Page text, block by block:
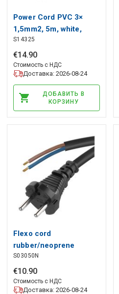
Power Cord PVC 3×
1,5mm2, 5m, white,
EMOS
S14325
€14.90
Стоимость с НДС
Доставка: 2026-08-24
ДОБАВИТЬ В
КОРЗИНУ
Flexo cord
rubber/neoprene
2×1mm2, 5m, black,
EMOS
S03050N
€10.90
Стоимость с НДС
Доставка: 2026-08-24